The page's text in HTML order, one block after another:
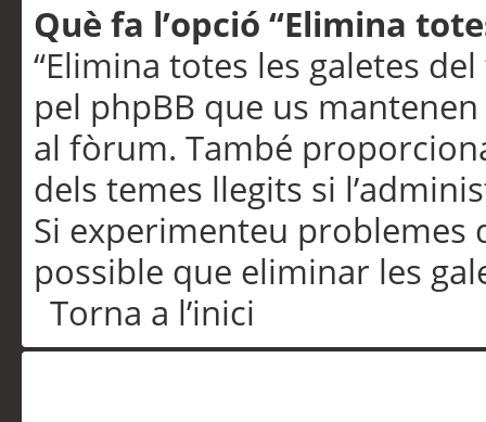
Què fa l’opció “Elimina
“Elimina totes les galetes
pel phpBB que us
al fòrum. També
dels temes llegits si
Si experimenteu problemes
possible que eliminar les
Torna a l’inici